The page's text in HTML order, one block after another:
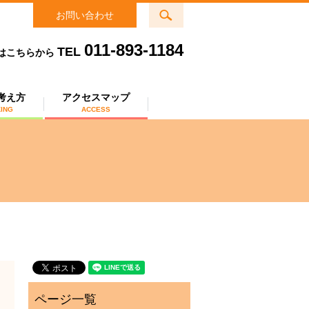
お問い合わせ
こちらから TEL 011-893-1184
え方 アクセスマップ
ACCESS
search